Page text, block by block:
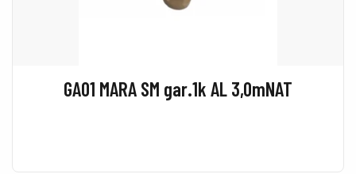
GA01 MARA SM gar.1k AL 3,0mNAT